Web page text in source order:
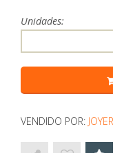
Unidades:
VENDIDO POR: